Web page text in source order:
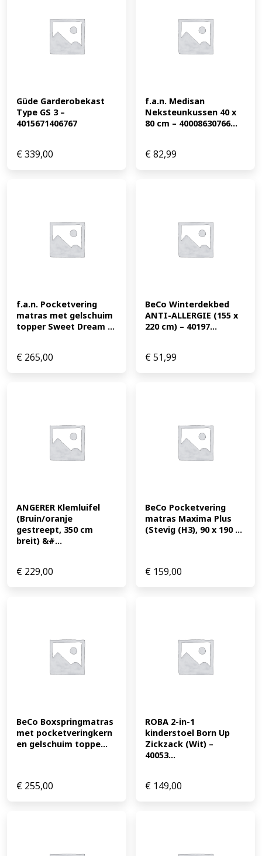
Güde Garderobekast
Type GS 3 –
4015671406767
€339,00
f.a.n. Medisan
Neksteunkussen 40 x
80 cm – 40008630766...
€82,99
f.a.n. Pocketvering
matras met gelschuim
topper Sweet Dream ...
€ 265,00
BeCo Winterdekbed
ANTI-ALLERGIE (155 x
220 cm) – 40197...
€51,99
ANGERER Klemluifel
(Bruin/oranje
gestreept, 350 cm
breit) &#...
€ 229,00
BeCo Pocketvering
matras Maxima Plus
(Stevig (H3), 90 x 190 ...
€ 159,00
BeCo Boxspringmatras
met pocketveringkern
en gelschuim toppe...
€ 255,00
ROBA 2-in-1
kinderstoel Born Up
Zickzack (Wit) –
40053...
€ 149,00